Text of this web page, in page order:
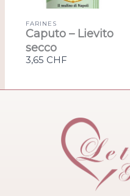
FARINES
Caputo – Lievito
secco
3,65 CHF